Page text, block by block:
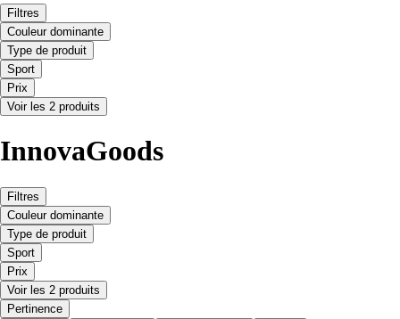
Filtres
Couleur dominante
Type de produit
Sport
Prix
Voir les 2 produits
InnovaGoods
Filtres
Couleur dominante
Type de produit
Sport
Prix
Voir les 2 produits
Pertinence